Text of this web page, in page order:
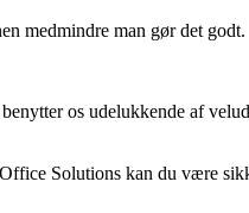
medmindre man gør det godt.
os udelukkende af
Solutions kan du være